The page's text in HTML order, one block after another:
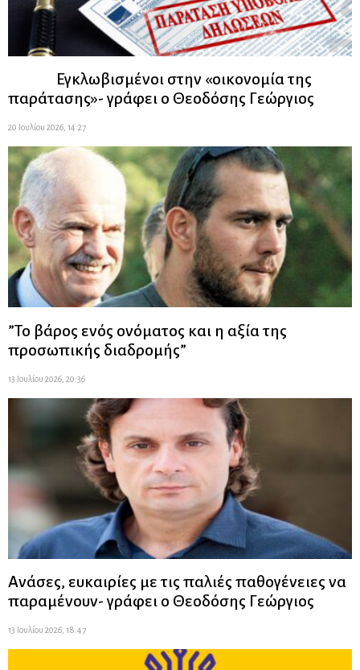
Εγκλωβισμένοι στην «οικονομία της
παράτασης»- γράφει ο Θεοδόσης Γεώργιος
20 Ιουλίου 2026, 14:27
”Το βάρος ενός ονόματος και η αξία της
προσωπικής διαδρομής”
13 Ιουλίου 2026, 20:36
Ανάσες, ευκαιρίες με τις παλιές παθογένειες να
παραμένουν- γράφει ο Θεοδόσης Γεώργιος
13 Ιουλίου 2026, 18:47